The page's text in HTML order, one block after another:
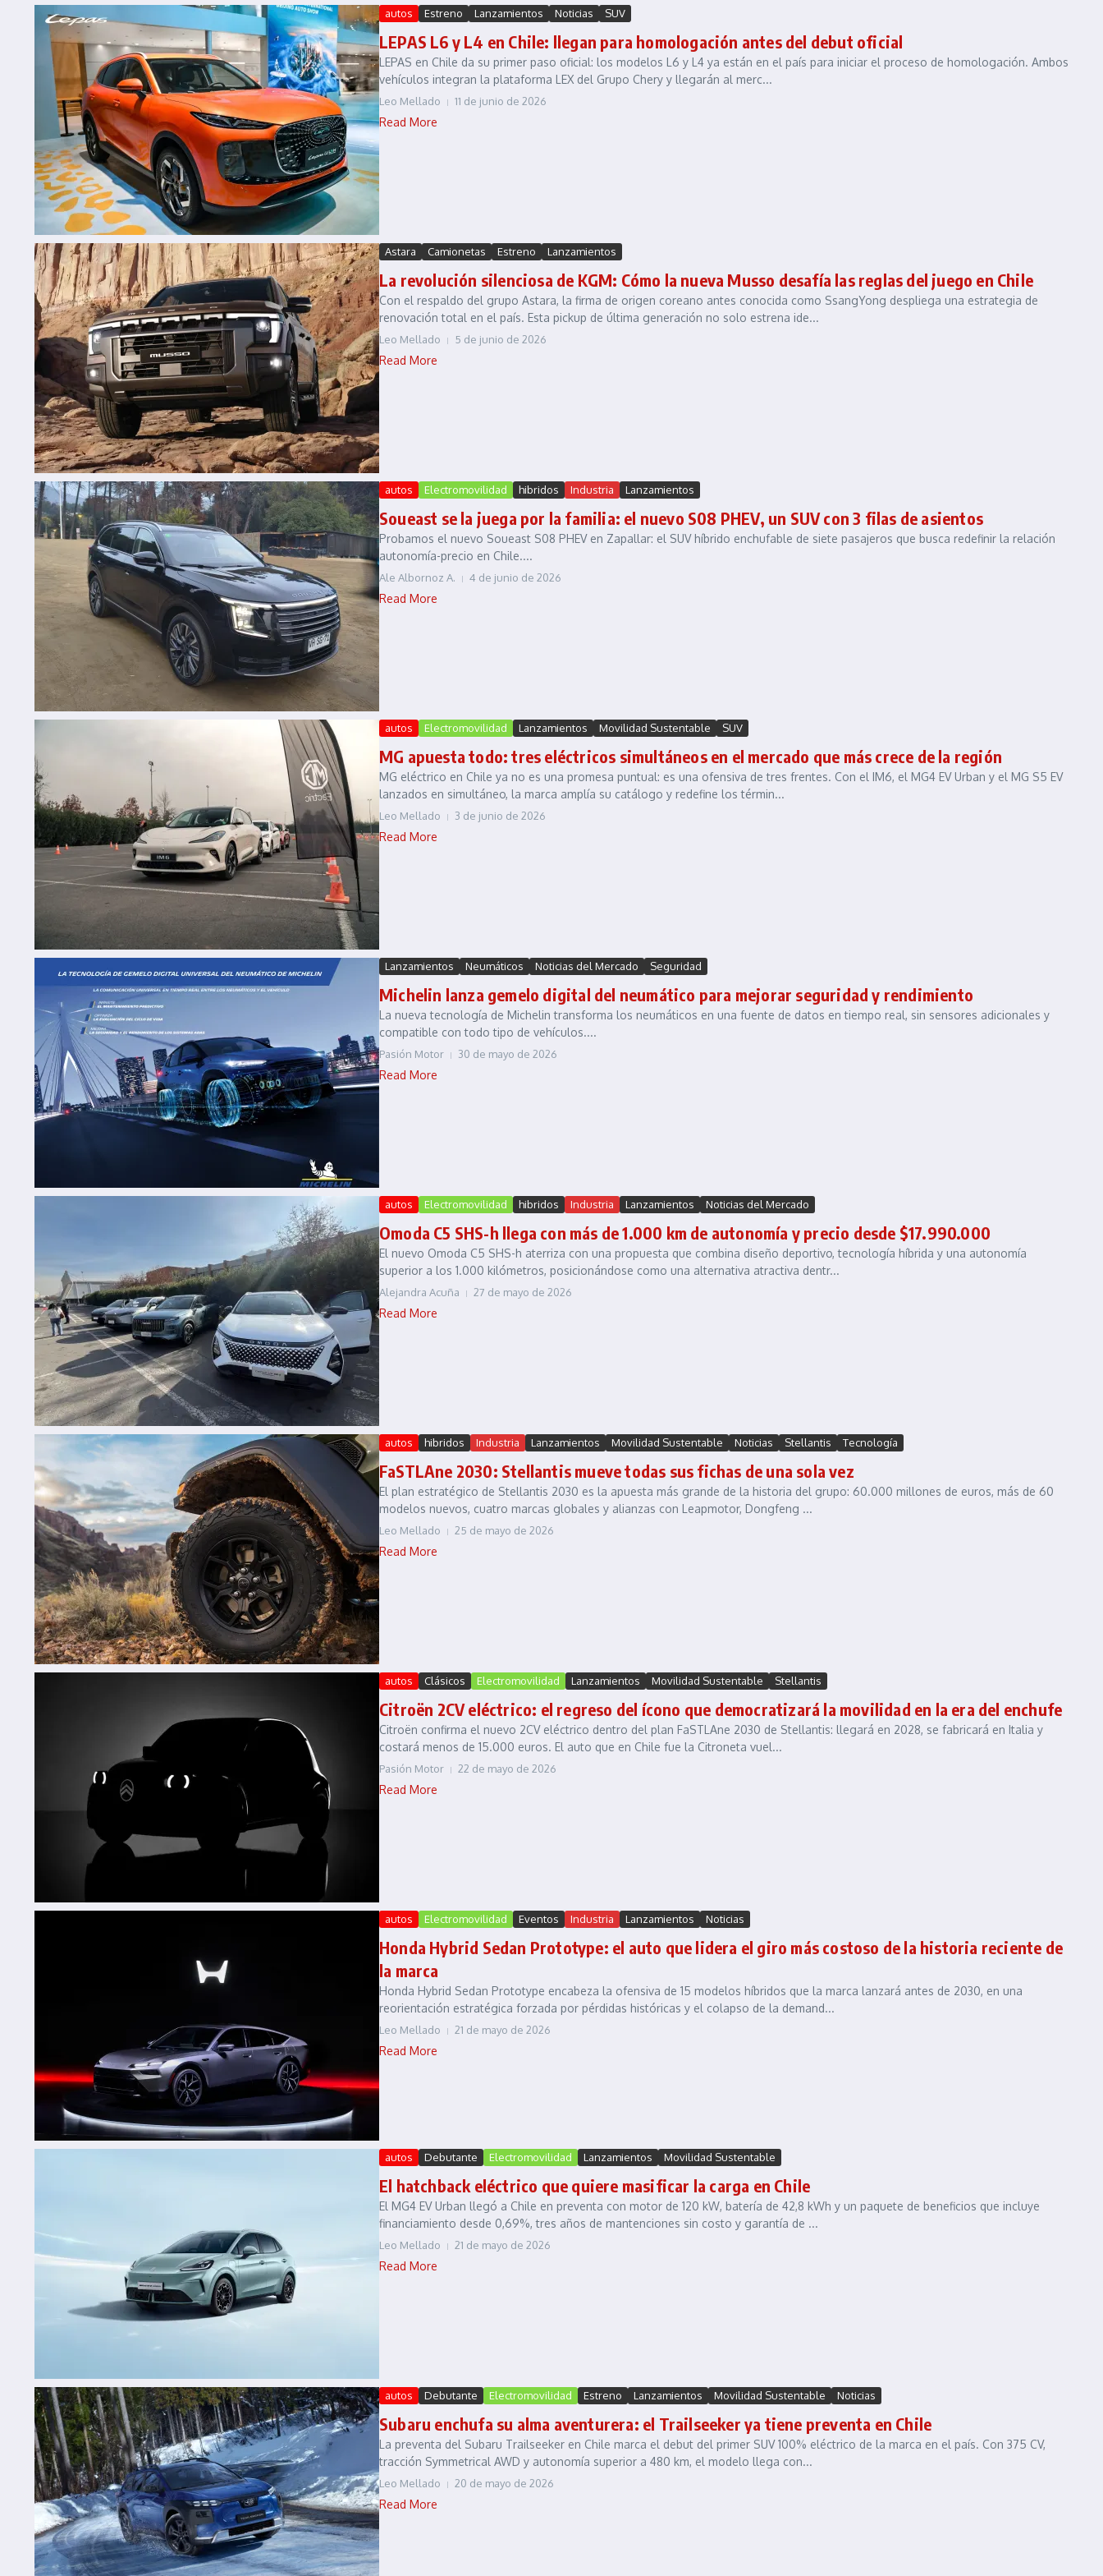
autos Estreno Lanzamientos Noticias SUV
LEPAS L6 y L4 en Chile: llegan para homologación antes del debut oficial
LEPAS en Chile da su primer paso oficial: los modelos L6 y L4 ya están en el país para iniciar el proceso de homologación. Ambos
vehículos integran la plataforma LEX del Grupo Chery y llegarán al merc...
Leo Mellado 11 de junio de 2026
Read More
Astara Camionetas Estreno Lanzamientos
La revolución silenciosa de KGM: Cómo la nueva Musso desafía las reglas del juego en Chile
Con el respaldo del grupo Astara, la firma de origen coreano antes conocida como SsangYong despliega una estrategia de
renovación total en el país. Esta pickup de última generación no solo estrena ide...
Leo Mellado 5 de junio de 2026
Read More
autos Electromovilidad hibridos Industria Lanzamientos
Soueast se la juega por la familia: el nuevo S08 PHEV, un SUV con 3 filas de asientos
Probamos el nuevo Soueast S08 PHEV en Zapallar: el SUV híbrido enchufable de siete pasajeros que busca redefinir la relación
autonomía-precio en Chile....
Ale Albornoz A. 4 de junio de 2026
Read More
autos Electromovilidad Lanzamientos Movilidad Sustentable SUV
MG apuesta todo: tres eléctricos simultáneos en el mercado que más crece de la región
MG eléctrico en Chile ya no es una promesa puntual: es una ofensiva de tres frentes. Con el IM6, el MG4 EV Urban y el MG S5 EV
lanzados en simultáneo, la marca amplía su catálogo y redefine los términ...
Leo Mellado 3 de junio de 2026
Read More
Lanzamientos Neumáticos Noticias del Mercado Seguridad
Michelin lanza gemelo digital del neumático para mejorar seguridad y rendimiento
La nueva tecnología de Michelin transforma los neumáticos en una fuente de datos en tiempo real, sin sensores adicionales y
compatible con todo tipo de vehículos....
Pasión Motor 30 de mayo de 2026
Read More
autos Electromovilidad hibridos Industria Lanzamientos Noticias del Mercado
Omoda C5 SHS-h llega con más de 1.000 km de autonomía y precio desde $17.990.000
El nuevo Omoda C5 SHS-h aterriza con una propuesta que combina diseño deportivo, tecnología híbrida y una autonomía
superior a los 1.000 kilómetros, posicionándose como una alternativa atractiva dentr...
Alejandra Acuña 27 de mayo de 2026
Read More
autos hibridos Industria Lanzamientos Movilidad Sustentable Noticias Stellantis Tecnología
FaSTLAne 2030: Stellantis mueve todas sus fichas de una sola vez
El plan estratégico de Stellantis 2030 es la apuesta más grande de la historia del grupo: 60.000 millones de euros, más de 60
modelos nuevos, cuatro marcas globales y alianzas con Leapmotor, Dongfeng ...
Leo Mellado 25 de mayo de 2026
Read More
autos Clásicos Electromovilidad Lanzamientos Movilidad Sustentable Stellantis
Citroën 2CV eléctrico: el regreso del ícono que democratizará la movilidad en la era del enchufe
Citroën confirma el nuevo 2CV eléctrico dentro del plan FaSTLAne 2030 de Stellantis: llegará en 2028, se fabricará en Italia y
costará menos de 15.000 euros. El auto que en Chile fue la Citroneta vuel...
Pasión Motor 22 de mayo de 2026
Read More
autos Electromovilidad Eventos Industria Lanzamientos Noticias
Honda Hybrid Sedan Prototype: el auto que lidera el giro más costoso de la historia reciente de
la marca
Honda Hybrid Sedan Prototype encabeza la ofensiva de 15 modelos híbridos que la marca lanzará antes de 2030, en una
reorientación estratégica forzada por pérdidas históricas y el colapso de la demand...
Leo Mellado 21 de mayo de 2026
Read More
autos Debutante Electromovilidad Lanzamientos Movilidad Sustentable
El hatchback eléctrico que quiere masificar la carga en Chile
El MG4 EV Urban llegó a Chile en preventa con motor de 120 kW, batería de 42,8 kWh y un paquete de beneficios que incluye
financiamiento desde 0,69%, tres años de mantenciones sin costo y garantía de ...
Leo Mellado 21 de mayo de 2026
Read More
autos Debutante Electromovilidad Estreno Lanzamientos Movilidad Sustentable Noticias
Subaru enchufa su alma aventurera: el Trailseeker ya tiene preventa en Chile
La preventa del Subaru Trailseeker en Chile marca el debut del primer SUV 100% eléctrico de la marca en el país. Con 375 CV,
tracción Symmetrical AWD y autonomía superior a 480 km, el modelo llega con...
Leo Mellado 20 de mayo de 2026
Read More